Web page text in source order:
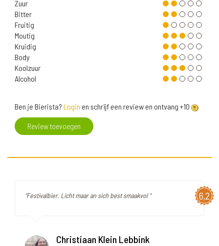
Zuur
Bitter
Fruitig
Moutig
Kruidig
Body
Koolzuur
Alcohol
Ben je Bierista? Login en schrijf een review en ontvang +10
Review toevoegen
6,2
"Festivalbier. Licht maar an sich best smaakvol "
Christiaan Klein Lebbink